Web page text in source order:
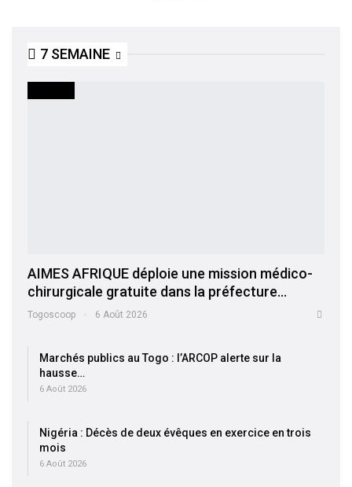
7 SEMAINE
AIMES AFRIQUE déploie une mission médico-
chirurgicale gratuite dans la préfecture…
Togoscoop 6 Août 2026
Marchés publics au Togo : l’ARCOP alerte sur la
hausse…
6 Août 2026
Nigéria : Décès de deux évêques en exercice en trois
mois
6 Août 2026